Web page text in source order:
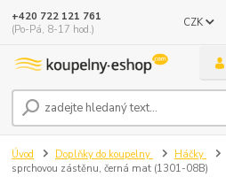
CZK
+420 722 121 761
(Po-Pá, 8-17 hod.)
Úvod Doplňky do koupelny Háčky
sprchovou zástěnu, černá mat (1301-08B)